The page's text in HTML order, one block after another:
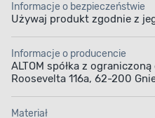
Informacje o bezpieczeństwie
Używaj produkt zgodnie z
Informacje o producencie
ALTOM spółka z
Roosevelta 116a, 62-200
Materiał